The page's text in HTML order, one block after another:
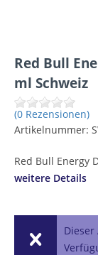
Red Bull
ml Schweiz
(0 Rezensionen)
Artikelnummer:
Red Bull Energy
weitere Details